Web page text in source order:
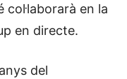
en la
en directe.
del